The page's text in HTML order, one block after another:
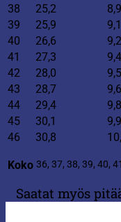
38
25,2
39
25,9
40
26,6
41
27,3
42
28,0
43
28,7
44
29,4
45
30,1
46
30,8
Koko 36, 37, 38, 39, 40,
Saatat myös